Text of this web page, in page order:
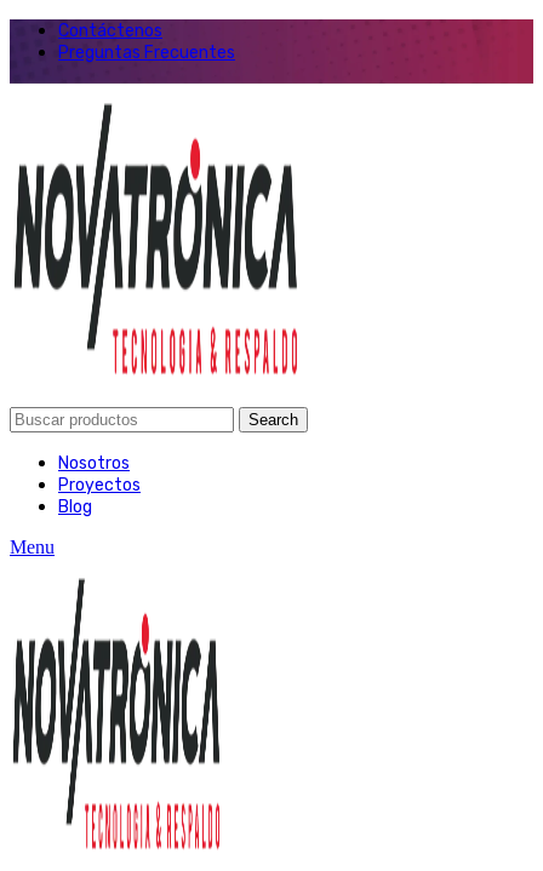
Contáctenos
Preguntas Frecuentes
Search
Nosotros
Proyectos
Blog
Menu